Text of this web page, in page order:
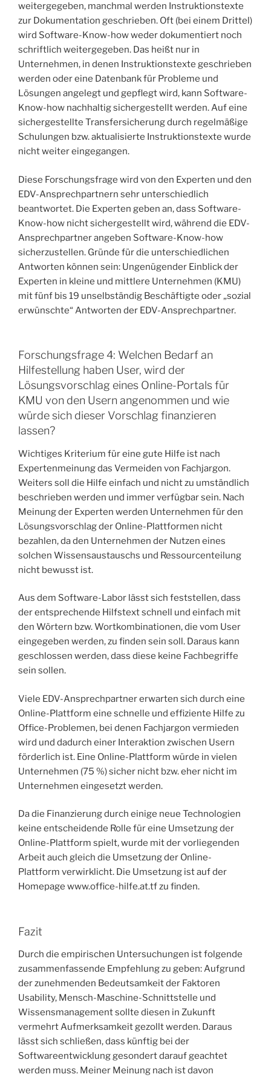
weitergegeben, manchmal werden Instruktionstexte
zur Dokumentation geschrieben. Oft (bei einem Drittel)
wird Software-Know-how weder dokumentiert noch
schriftlich weitergegeben. Das heißt nur in
Unternehmen, in denen Instruktionstexte geschrieben
werden oder eine Datenbank für Probleme und
Lösungen angelegt und gepflegt wird, kann Software-
Know-how nachhaltig sichergestellt werden. Auf eine
sichergestellte Transfersicherung durch regelmäßige
Schulungen bzw. aktualisierte Instruktionstexte wurde
nicht weiter eingegangen.
Diese Forschungsfrage wird von den Experten und den
EDV-Ansprechpartnern sehr unterschiedlich
beantwortet. Die Experten geben an, dass Software-
Know-how nicht sichergestellt wird, während die EDV-
Ansprechpartner angeben Software-Know-how
sicherzustellen. Gründe für die unterschiedlichen
Antworten können sein: Ungenügender Einblick der
Experten in kleine und mittlere Unternehmen (KMU)
mit fünf bis 19 unselbständig Beschäftigte oder „sozial
erwünschte“ Antworten der EDV-Ansprechpartner.
Forschungsfrage 4: Welchen Bedarf an
Hilfestellung haben User, wird der
Lösungsvorschlag eines Online-Portals für
KMU von den Usern angenommen und wie
würde sich dieser Vorschlag finanzieren
lassen?
Wichtiges Kriterium für eine gute Hilfe ist nach
Expertenmeinung das Vermeiden von Fachjargon.
Weiters soll die Hilfe einfach und nicht zu umständlich
beschrieben werden und immer verfügbar sein. Nach
Meinung der Experten werden Unternehmen für den
Lösungsvorschlag der Online-Plattformen nicht
bezahlen, da den Unternehmen der Nutzen eines
solchen Wissensaustauschs und Ressourcenteilung
nicht bewusst ist.
Aus dem Software-Labor lässt sich feststellen, dass
der entsprechende Hilfstext schnell und einfach mit
den Wörtern bzw. Wortkombinationen, die vom User
eingegeben werden, zu finden sein soll. Daraus kann
geschlossen werden, dass diese keine Fachbegriffe
sein sollen.
Viele EDV-Ansprechpartner erwarten sich durch eine
Online-Plattform eine schnelle und effiziente Hilfe zu
Office-Problemen, bei denen Fachjargon vermieden
wird und dadurch einer Interaktion zwischen Usern
förderlich ist. Eine Online-Plattform würde in vielen
Unternehmen (75 %) sicher nicht bzw. eher nicht im
Unternehmen eingesetzt werden.
Da die Finanzierung durch einige neue Technologien
keine entscheidende Rolle für eine Umsetzung der
Online-Plattform spielt, wurde mit der vorliegenden
Arbeit auch gleich die Umsetzung der Online-
Plattform verwirklicht. Die Umsetzung ist auf der
Homepage www.office-hilfe.at.tf zu finden.
Fazit
Durch die empirischen Untersuchungen ist folgende
zusammenfassende Empfehlung zu geben: Aufgrund
der zunehmenden Bedeutsamkeit der Faktoren
Usability, Mensch-Maschine-Schnittstelle und
Wissensmanagement sollte diesen in Zukunft
vermehrt Aufmerksamkeit gezollt werden. Daraus
lässt sich schließen, dass künftig bei der
Softwareentwicklung gesondert darauf geachtet
werden muss. Meiner Meinung nach ist davon